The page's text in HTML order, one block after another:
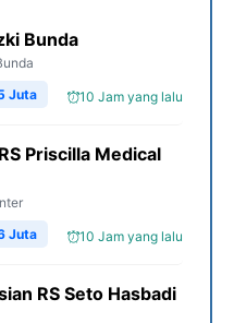
Bunda
10 Jam yang lalu
Juta
Priscilla Medical
10 Jam yang lalu
Juta
RS Seto Hasbadi